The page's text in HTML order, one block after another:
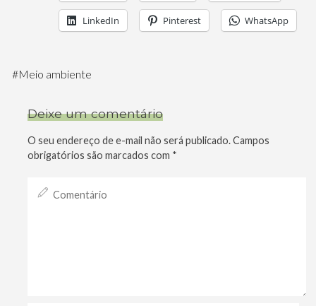
LinkedIn Pinterest WhatsApp
#Meio ambiente
Deixe um comentário
O seu endereço de e-mail não será publicado.Campos
obrigatórios são marcados com *